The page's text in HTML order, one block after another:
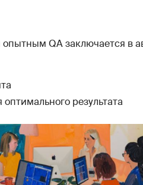
QA заключается в
результата